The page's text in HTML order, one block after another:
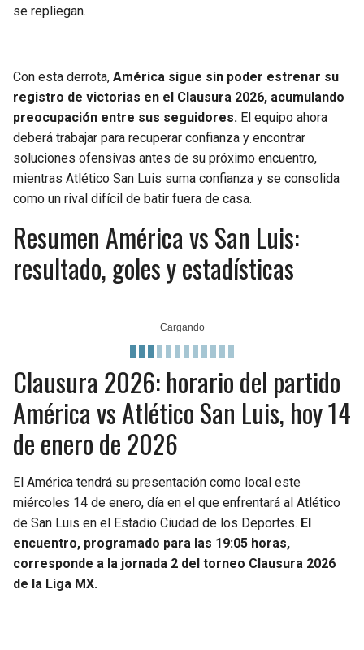
se repliegan.
Con esta derrota, América sigue sin poder estrenar su
registro de victorias en el Clausura 2026, acumulando
preocupación entre sus seguidores. El equipo ahora
deberá trabajar para recuperar confianza y encontrar
soluciones ofensivas antes de su próximo encuentro,
mientras Atlético San Luis suma confianza y se consolida
como un rival difícil de batir fuera de casa.
Resumen América vs San Luis:
resultado, goles y estadísticas
Clausura 2026: horario del partido
América vs Atlético San Luis, hoy 14
de enero de 2026
El América tendrá su presentación como local este
miércoles 14 de enero, día en el que enfrentará al Atlético
de San Luis en el Estadio Ciudad de los Deportes. El
encuentro, programado para las 19:05 horas,
corresponde a la jornada 2 del torneo Clausura 2026
de la Liga MX.